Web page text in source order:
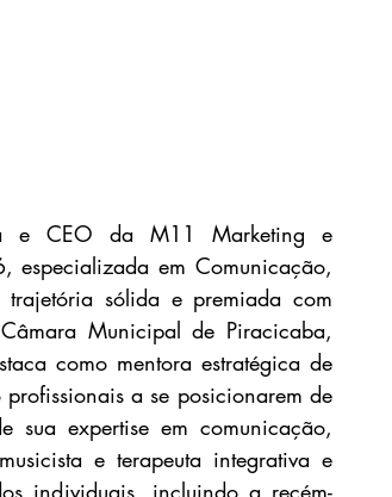
e CEO da M11 Marketing e
especializada em Comunicação,
sólida e premiada com
Municipal de Piracicaba,
como mentora estratégica de
a se posicionarem de
sua expertise em comunicação,
e terapeuta integrativa e
individuais, incluindo a recém-